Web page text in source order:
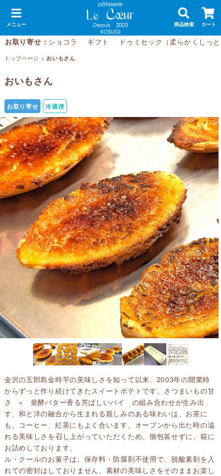
メニュー 商品検索 カート
お取り寄せ： ショコラ ギフト ドゥミセック（柔らかくしっ
トップページ > おいもさん
おいもさん
お取り寄せ 冷蔵便
金沢の五郎島金時芋の美味しさを知って以来、2003年の開業時
からずっと作り続けてきたスイートポテトです。さつまいもの甘
さ × 発酵バター香る芳ばしいパイ の組み合わせが生み出
す、和と洋の融合から生まれる親しみのある味わいは、お茶に
も、コーヒー、紅茶にもよく合います。オーブンから出た時の溢
れる美味しさを召し上がっていただくため、個包装せずに、箱に
お詰めしております。
ル・クールのお菓子は、保存料・防腐剤不使用で、脱酸素剤を入
れての密封はしておりません。素材の美味しさをそのままお楽し